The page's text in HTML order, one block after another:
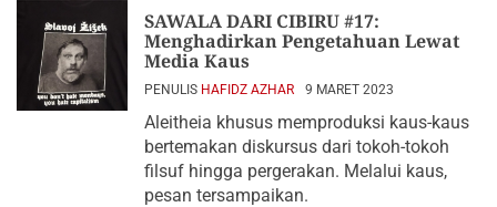
SAWALA DARI CIBIRU #17:
Menghadirkan Pengetahuan Lewat
Media Kaus
PENULIS HAFIDZ AZHAR 9 MARET 2023
Aleitheia khusus memproduksi kaus-kaus
bertemakan diskursus dari tokoh-tokoh
filsuf hingga pergerakan. Melalui kaus,
pesan tersampaikan.